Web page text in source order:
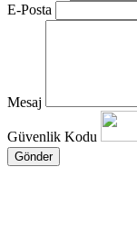
E-Posta
Mesaj
Güvenlik Kodu
Gönder